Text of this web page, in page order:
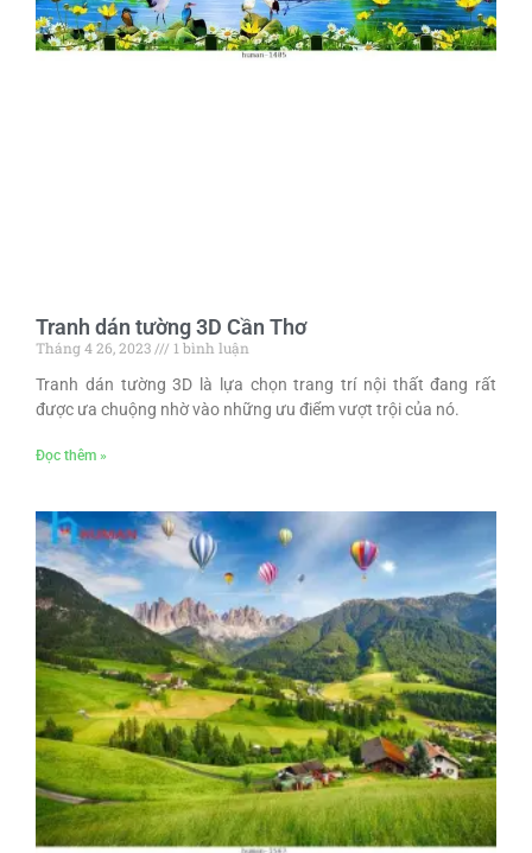
Tranh dán tường 3D Cần Thơ
Tháng 4 26, 2023
1 bình luận
Tranh dán tường 3D là lựa chọn trang trí nội thất đang rất
được ưa chuộng nhờ vào những ưu điểm vượt trội của nó.
Đọc thêm »